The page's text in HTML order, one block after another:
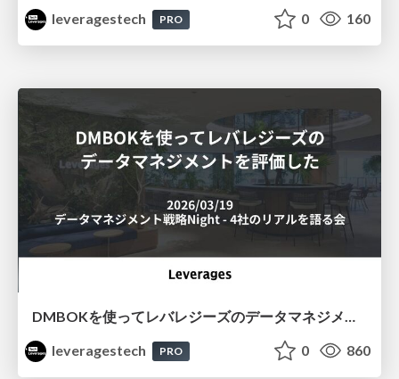
leveragestech
PRO 0 160
DMBOKを使ってレバレジーズのデータマネジメントを評価した
leveragestech
PRO 0 860